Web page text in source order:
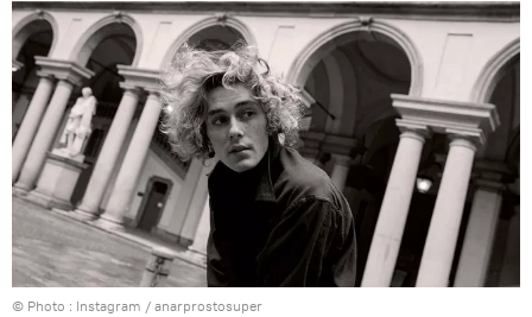
© Photo : Instagram / anarprostosuper